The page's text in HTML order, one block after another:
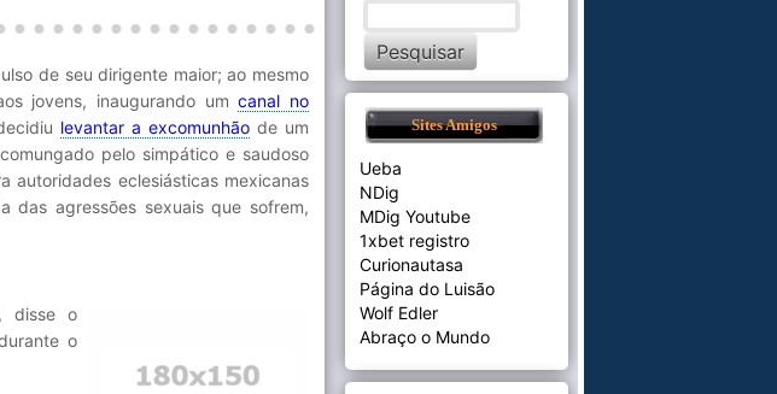
de seu dirigente maior; ao mesmo
jovens, inaugurando umcanal no
levantar a excomunhão de um
pelo simpático e saudoso
autoridades eclesiásticas mexicanas
das agressões sexuais que sofrem,
disse o
o
Sites Amigos
Ueba
NDig
MDig Youtube
1xbet registro
Curionautasa
Página do Luisão
Wolf Edler
Abraço o Mundo